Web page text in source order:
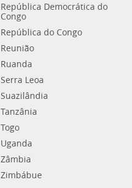
República Democrática do
Congo
República do Congo
Reunião
Ruanda
Serra Leoa
Suazilândia
Tanzânia
Togo
Uganda
Zâmbia
Zimbábue